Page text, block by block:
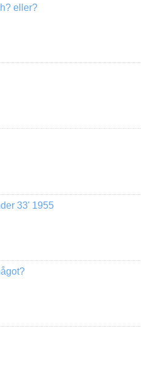
eller?
33' 1955